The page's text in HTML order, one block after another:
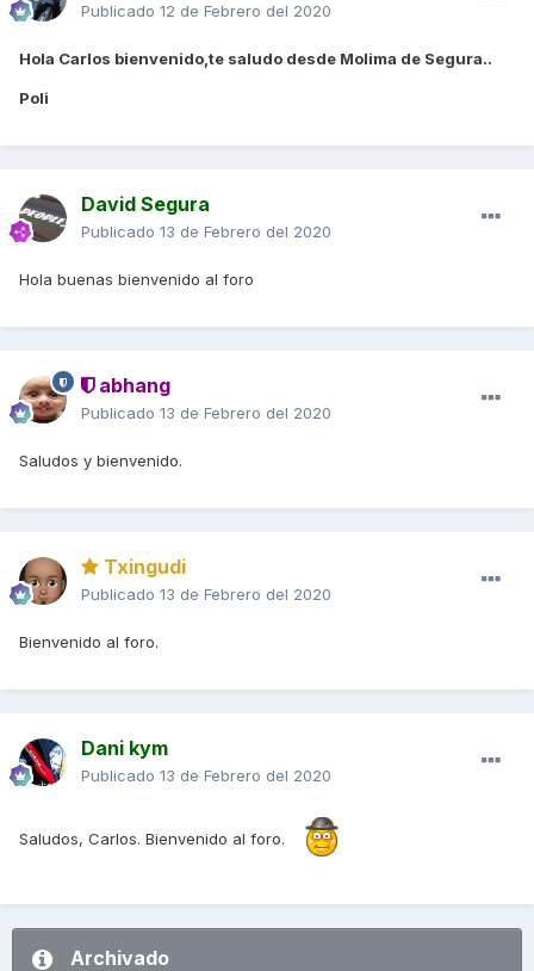
Publicado 12 de Febrero del 2020
Hola Carlos bienvenido,te saludo desde Molima de Segura..
Poli
David Segura
Publicado 13 de Febrero del 2020
Hola buenas bienvenido al foro
abhang
Publicado 13 de Febrero del 2020
Saludos y bienvenido.
Txingudi
Publicado 13 de Febrero del 2020
Bienvenido al foro.
Dani kym
Publicado 13 de Febrero del 2020
Saludos, Carlos. Bienvenido al foro.
Archivado